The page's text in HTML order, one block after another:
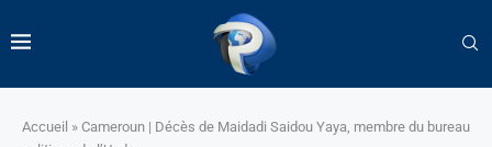
Accueil » Cameroun | Décès de Maidadi Saidou Yaya, membre du bureau